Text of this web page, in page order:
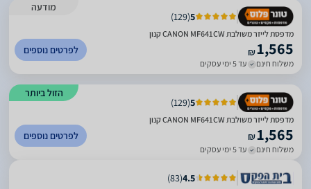
מודעה
5
(
129
)
מדפסת לייזר משולבת CANON MF641CW קנון
1,565
₪
משלוח חינם עד 5 ימי עסקים
לפרטים נוספים
הזול ביותר
5
(
129
)
מדפסת לייזר משולבת CANON MF641CW קנון
₪1,565
משלוח חינם עד 5 ימי עסקים
לפרטים נוספים
4.5
(
83
)